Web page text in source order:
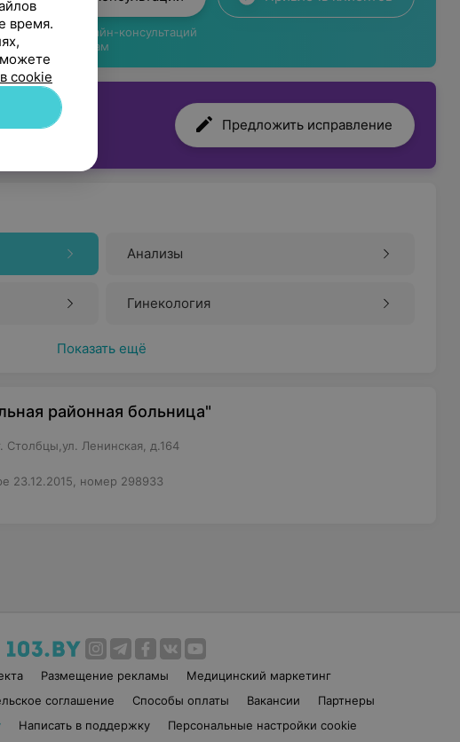
услуги онлайн-консультаций
вашим пациентам
Предложить исправление
Анализы
Гинекология
Показать ещё
районная больница"
Ленинская, д.164
23.12.2015, номер 298933
Размещение рекламы
Медицинский маркетинг
соглашение Способы оплаты Вакансии
Партнеры
Написать в поддержку Персональные настройки cookie
время.
cookie